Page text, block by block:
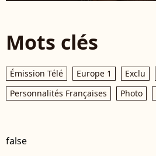
Mots clés
Émission Télé Europe 1 Exclu
Personnalités Françaises
Photo
false